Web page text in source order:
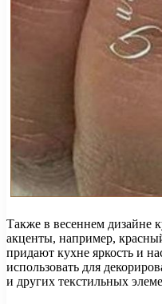
Также в весеннем дизайне
акценты, например,
придают кухне яркость и
использовать для
и других текстильных